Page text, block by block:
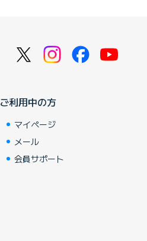
ご利用中の方
マイページ
メール
会員サポート